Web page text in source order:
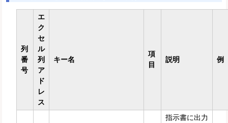
列
番
号
エ
ク
セ
ル
列
ア
ド
レ
ス
キー名
項
目
説明 例
指示書に出力